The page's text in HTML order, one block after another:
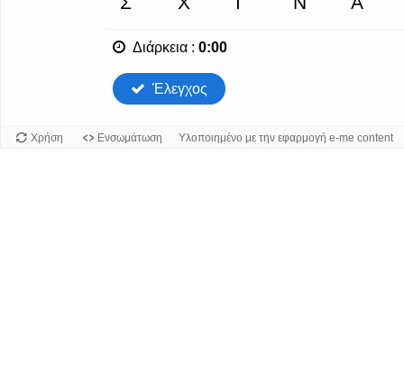
Διάρκεια : 0:00
Έλεγχος
Χρήση Ενσωμάτωση Υλοποιημένο με την εφαρμογή e-me content